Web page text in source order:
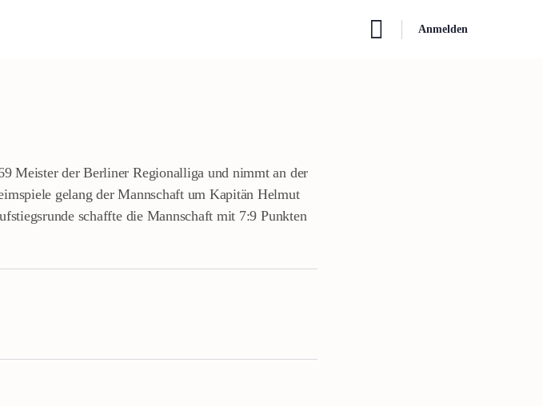
Anmelden
Meister der Berliner Regionalliga und nimmt an der
gelang der Mannschaft um Kapitän Helmut
schaffte die Mannschaft mit 7:9 Punkten